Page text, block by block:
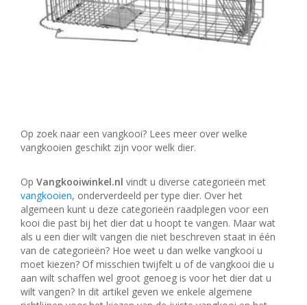
Op zoek naar een vangkooi? Lees meer over welke
vangkooien geschikt zijn voor welk dier.
Op Vangkooiwinkel.nl vindt u diverse categorieën met
vangkooien, onderverdeeld per type dier. Over het
algemeen kunt u deze categorieën raadplegen voor een
kooi die past bij het dier dat u hoopt te vangen. Maar wat
als u een dier wilt vangen die niet beschreven staat in één
van de categorieën? Hoe weet u dan welke vangkooi u
moet kiezen? Of misschien twijfelt u of de vangkooi die u
aan wilt schaffen wel groot genoeg is voor het dier dat u
wilt vangen? In dit artikel geven we enkele algemene